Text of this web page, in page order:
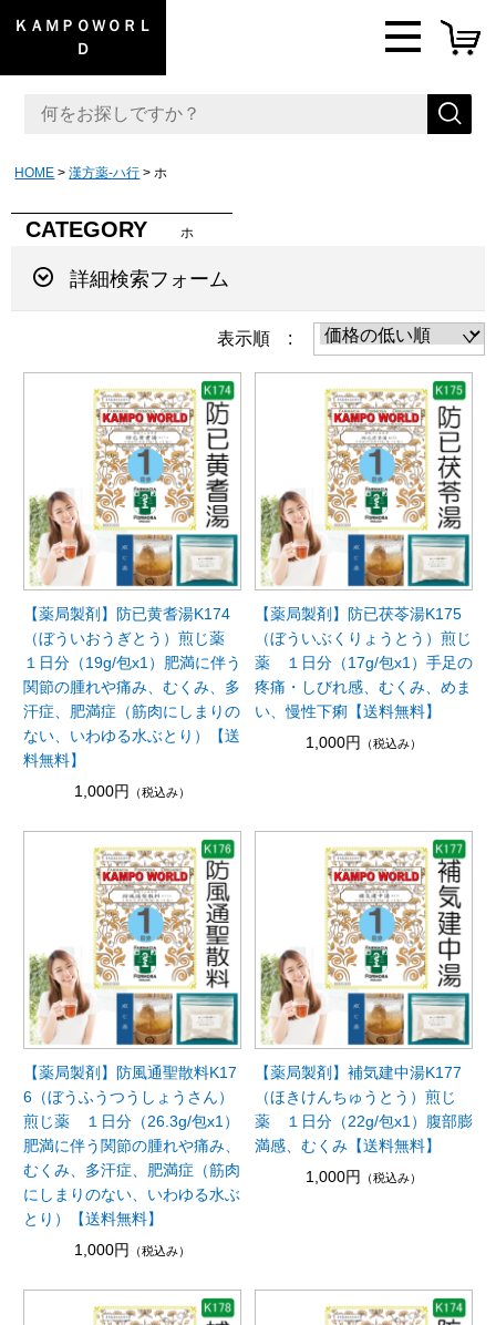
ＫＡＭＰＯＷＯＲＬ
Ｄ
HOME 漢方薬-ハ行 ホ
CATEGORY ホ
詳細検索フォーム
表示順 :
【薬局製剤】防已黄耆湯K174
（ぼういおうぎとう）煎じ薬
１日分（19g/包x1）肥満に伴う
関節の腫れや痛み、むくみ、多
汗症、肥満症（筋肉にしまりの
ない、いわゆる水ぶとり）【送
料無料】
1,000円
（税込み）
【薬局製剤】防已茯苓湯K175
（ぼういぶくりょうとう）煎じ
薬 １日分（17g/包x1）手足の
疼痛・しびれ感、むくみ、めま
い、慢性下痢【送料無料】
1,000円
（税込み）
【薬局製剤】防風通聖散料K17
6（ぼうふうつうしょうさん）
煎じ薬 １日分（26.3g/包x1）
肥満に伴う関節の腫れや痛み、
むくみ、多汗症、肥満症（筋肉
にしまりのない、いわゆる水ぶ
とり）【送料無料】
1,000円
（税込み）
【薬局製剤】補気建中湯K177
（ほきけんちゅうとう）煎じ
薬 １日分（22g/包x1）腹部膨
満感、むくみ【送料無料】
1,000円
（税込み）